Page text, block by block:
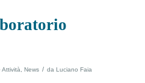
Attività News / da Luciano Faia